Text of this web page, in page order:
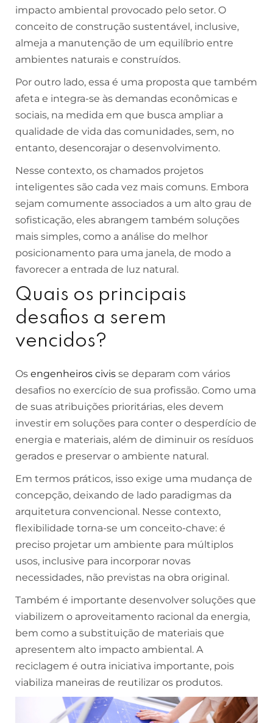
impacto ambiental provocado pelo setor. O
conceito de construção sustentável, inclusive,
almeja a manutenção de um equilíbrio entre
ambientes naturais e construídos.
Por outro lado, essa é uma proposta que também
afeta e integra-se às demandas econômicas e
sociais, na medida em que busca ampliar a
qualidade de vida das comunidades, sem, no
entanto, desencorajar o desenvolvimento.
Nesse contexto, os chamados projetos
inteligentes são cada vez mais comuns. Embora
sejam comumente associados a um alto grau de
sofisticação, eles abrangem também soluções
mais simples, como a análise do melhor
posicionamento para uma janela, de modo a
favorecer a entrada de luz natural.
Quais os principais
desafios a serem
vencidos?
Os engenheiros civis se deparam com vários
desafios no exercício de sua profissão. Como uma
de suas atribuições prioritárias, eles devem
investir em soluções para conter o desperdício de
energia e materiais, além de diminuir os resíduos
gerados e preservar o ambiente natural.
Em termos práticos, isso exige uma mudança de
concepção, deixando de lado paradigmas da
arquitetura convencional. Nesse contexto,
flexibilidade torna-se um conceito-chave: é
preciso projetar um ambiente para múltiplos
usos, inclusive para incorporar novas
necessidades, não previstas na obra original.
Também é importante desenvolver soluções que
viabilizem o aproveitamento racional da energia,
bem como a substituição de materiais que
apresentem alto impacto ambiental. A
reciclagem é outra iniciativa importante, pois
viabiliza maneiras de reutilizar os produtos.